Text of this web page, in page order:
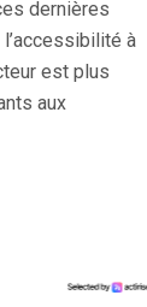
dernières
à
est plus
aux